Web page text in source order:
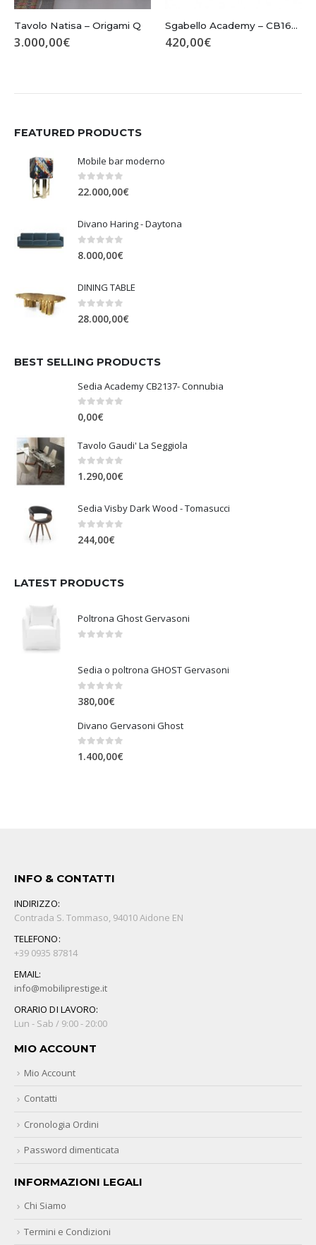
Tavolo Natisa – Origami Q
3.000,00€
Sgabello Academy – CB1676
420,00€
FEATURED PRODUCTS
Mobile bar moderno
0Su 5
22.000,00€
Divano Haring - Daytona
0Su 5
8.000,00€
DINING TABLE
0Su 5
28.000,00€
BEST SELLING PRODUCTS
Sedia Academy CB2137- Connubia
0 Su 5
0,00€
Tavolo Gaudi' La Seggiola
0 Su 5
1.290,00€
Sedia Visby Dark Wood - Tomasucci
0Su 5
244,00€
LATEST PRODUCTS
Poltrona Ghost Gervasoni
Sedia o poltrona GHOST Gervasoni
0Su 5
380,00€
Divano Gervasoni Ghost
0 Su 5
1.400,00€
INFO & CONTATTI
INDIRIZZO:
Contrada S. Tommaso, 94010 Aidone EN
TELEFONO:
+39 0935 87814
EMAIL:
info@mobiliprestige.it
ORARIO DI LAVORO:
Lun - Sab / 9:00 - 20:00
MIO ACCOUNT
Mio Account
Contatti
Cronologia Ordini
Password dimenticata
INFORMAZIONI LEGALI
Chi Siamo
Termini e Condizioni